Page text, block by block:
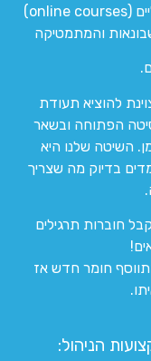
המרכז המוביל והמקצועי לקורסים דיגיטליים (online courses)
והמתמטיקה
להוציא תעודת
הפתוחה ובשאר
השיטה שלנו היא
בדיוק מה שצריך
חוברות תרגילים
חומר חדש אז
הניהול: